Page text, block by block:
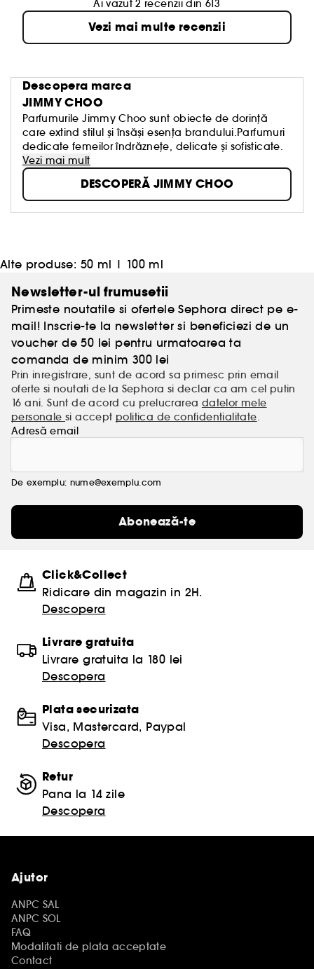
Ai vazut 2 recenzii din 613
Vezi mai multe recenzii
Descopera marca
JIMMY CHOO
Parfumurile Jimmy Choo sunt obiecte de dorință
care extind stilul și însăși esența brandului.Parfumuri
dedicate femeilor îndrăznețe, delicate și sofisticate.
Vezi mai mult
DESCOPERĂ JIMMY CHOO
Alte produse: 50 ml | 100 ml
Newsletter-ul frumusetii
Primeste noutatile si ofertele Sephora direct pe e-
mail! Inscrie-te la newsletter si beneficiezi de un
voucher de 50 lei pentru urmatoarea ta
comanda de minim 300 lei
Prin inregistrare, sunt de acord sa primesc prin email
oferte si noutati de la Sephora si declar ca am cel putin
16 ani. Sunt de acord cu prelucrarea datelor mele
personalesi accept politica de confidentialitate.
Adresă email
De exemplu: nume@exemplu.com
Abonează-te
Click&Collect
Ridicare din magazin in 2H.
Descopera
Livrare gratuita
Livrare gratuita la 180 lei
Descopera
Plata securizata
Visa, Mastercard, Paypal
Descopera
Retur
Pana la 14 zile
Descopera
Ajutor
ANPC SAL
ANPC SOL
FAQ
Modalitati de plata acceptate
Contact